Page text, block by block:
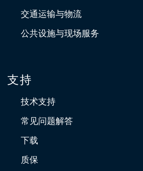
交通运输与物流
公共设施与现场服务
支持
技术支持
常见问题解答
下载
质保